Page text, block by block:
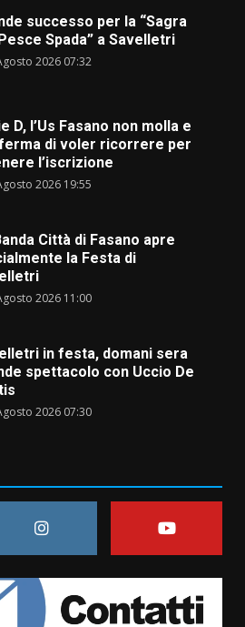
successo per la “Sagra
Spada” a Savelletri
2026 07:32
D, l’Us Fasano non molla e
di voler ricorrere per
l’iscrizione
2026 19:55
Città di Fasano apre
la Festa di
2026 11:00
in festa, domani sera
spettacolo con Uccio De
2026 07:30
Giovanili e Mobilità
premiati gli studenti
2026 07:15
per Uccio De Santis: la
di Antonella Losavio